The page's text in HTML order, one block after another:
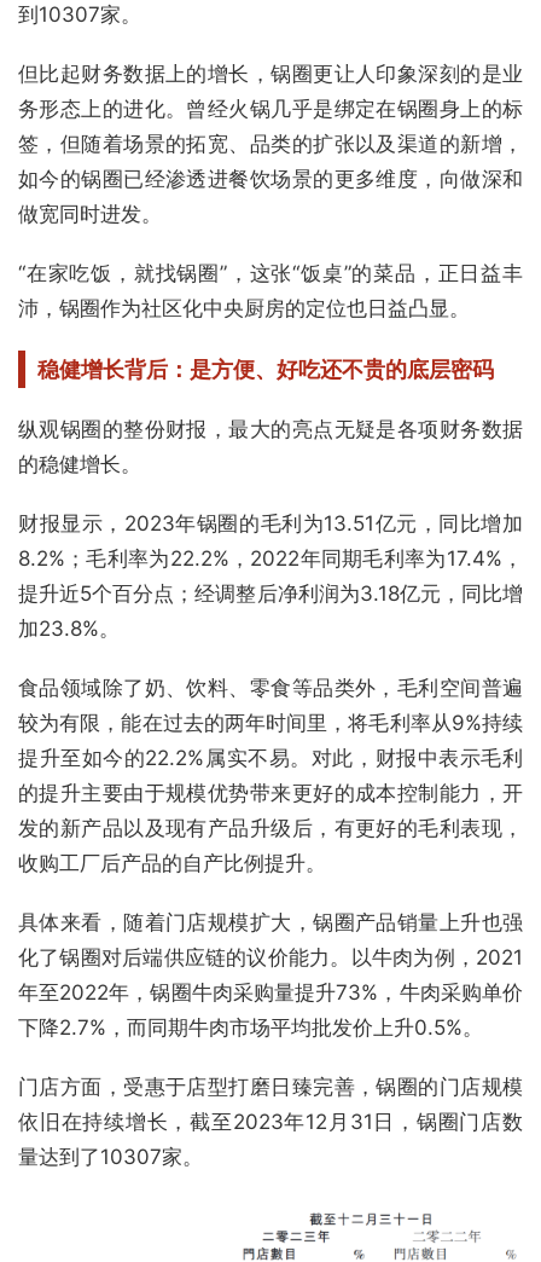
到10307家。
但比起财务数据上的增长，锅圈更让人印象深刻的是业
务形态上的进化。曾经火锅几乎是绑定在锅圈身上的标
签，但随着场景的拓宽、品类的扩张以及渠道的新增，
如今的锅圈已经渗透进餐饮场景的更多维度，向做深和
做宽同时进发。
“在家吃饭，就找锅圈”，这张“饭桌”的菜品，正日益丰
沛，锅圈作为社区化中央厨房的定位也日益凸显。
稳健增长背后： 是方便、好吃还不贵的底层密码
纵观锅圈的整份财报，最大的亮点无疑是各项财务数据
的稳健增长。
财报显示，2023年锅圈的毛利为13.51亿元，同比增加
8.2%；毛利率为22.2%，2022年同期毛利率为17.4%，
提升近5个百分点；经调整后净利润为3.18亿元，同比增
加23.8%。
食品领域除了奶、饮料、零食等品类外，毛利空间普遍
较为有限，能在过去的两年时间里，将毛利率从9%持续
提升至如今的22.2%属实不易。对此，财报中表示毛利
的提升主要由于规模优势带来更好的成本控制能力，开
发的新产品以及现有产品升级后，有更好的毛利表现，
收购工厂后产品的自产比例提升。
具体来看，随着门店规模扩大，锅圈产品销量上升也强
化了锅圈对后端供应链的议价能力。以牛肉为例，2021
年至2022年，锅圈牛肉采购量提升73%，牛肉采购单价
下降2.7%，而同期牛肉市场平均批发价上升0.5%。
门店方面，受惠于店型打磨日臻完善，锅圈的门店规模
依旧在持续增长，截至2023年12月31日，锅圈门店数
量达到了10307家。